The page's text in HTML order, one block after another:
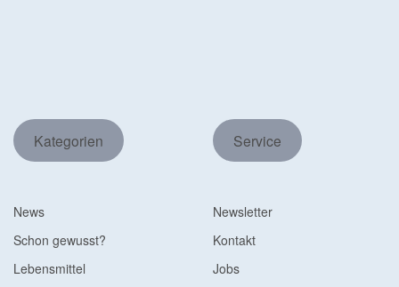
Kategorien
News
Schon gewusst?
Lebensmittel
Service
Newsletter
Kontakt
Jobs